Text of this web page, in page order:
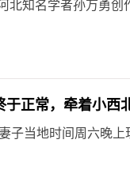
北知名学者孙万勇创
正常，牵着小西
子当地时间周六晚上